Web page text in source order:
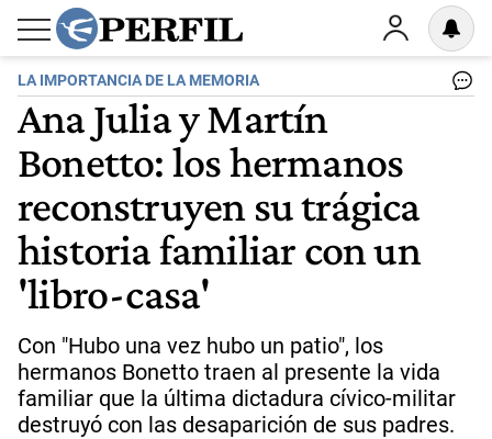
LA IMPORTANCIA DE LA MEMORIA
Ana Julia y Martín
Bonetto: los hermanos
reconstruyen su trágica
historia familiar con un
'libro-casa'
Con "Hubo una vez hubo un patio", los
hermanos Bonetto traen al presente la vida
familiar que la última dictadura cívico-militar
destruyó con las desaparición de sus padres.